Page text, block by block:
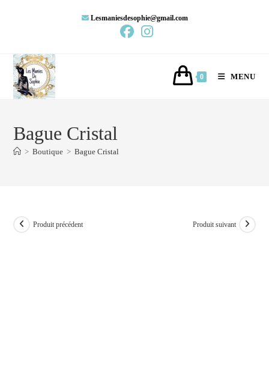
Lesmaniesdesophie@gmail.com
0 MENU
Bague Cristal
> Boutique > Bague Cristal
Produit précédent Produit suivant